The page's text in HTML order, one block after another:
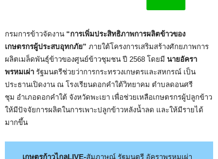
กรมการข้าวจัดงาน “การเพิ่มประสิทธิภาพการผลิตข้าวของ
เกษตรกรผู้ประสบอุทกภัย” ภายใต้โครงการเสริมสร้างศักยภาพการ
ผลิตเมล็ดพันธุ์ข้าวของศูนย์ข้าวชุมชน ปี 2568 โดยมี นายอัครา
พรหมเผ่า รัฐมนตรีช่วยว่าการกระทรวงเกษตรและสหกรณ์ เป็น
ประธานเปิดงาน ณ โรงเรียนดอกคำใต้วิทยาคม ตำบลดอนศรี
ชุม อำเภอดอกคำใต้ จังหวัดพะเยา เพื่อช่วยเหลือเกษตรกรผู้ปลูกข้าว
ให้มีปัจจัยการผลิตในการเพาะปลูกข้าวหลังน้ำลด และให้มีรายได้
มากขึ้น
เกษตรก้าวไกลLIVE-สัมภาษณ์ รัฐมนตรี อัคราพรหมเผ่า